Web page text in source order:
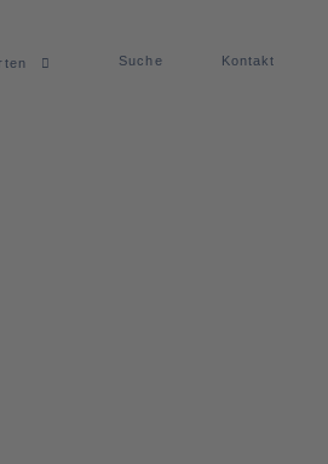
Suche Kontakt